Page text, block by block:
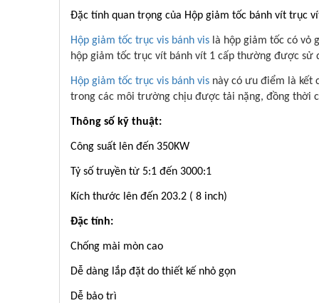
Đặc tính quan trọng của Hộp giảm tốc bánh vít trục
Hộp giảm tốc trục vis bánh vis là hộp giảm tốc có vỏ
hộp giảm tốc trục vít bánh vít 1 cấp thường được sử
Hộp giảm tốc trục vis bánh vis này có ưu điểm là kết
trong các môi trường chịu được tải nặng, đồng thời
Thông số kỹ thuật:
Công suất lên đến 350KW
Tỷ số truyền từ 5:1 đến 3000:1
Kích thước lên đến 203.2 ( 8 inch)
Đặc tính:
Chống mài mòn cao
Dễ dàng lắp đặt do thiết kế nhỏ gọn
Dễ bảo trì